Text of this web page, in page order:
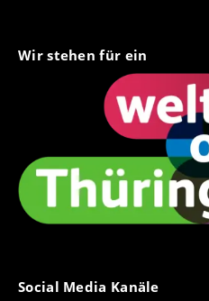
Wir stehen für ein
Social Media Kanäle